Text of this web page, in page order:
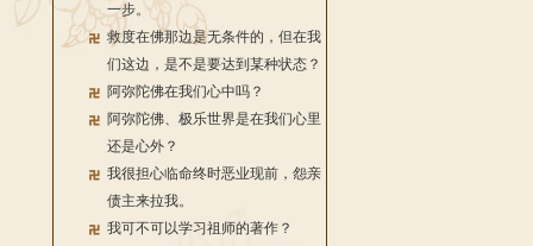
一步。
救度在佛那边是无条件的，但在我
们这边，是不是要达到某种状态？
阿弥陀佛在我们心中吗？
阿弥陀佛、极乐世界是在我们心里
还是心外？
我很担心临命终时恶业现前，怨亲
债主来拉我。
我可不可以学习祖师的著作？